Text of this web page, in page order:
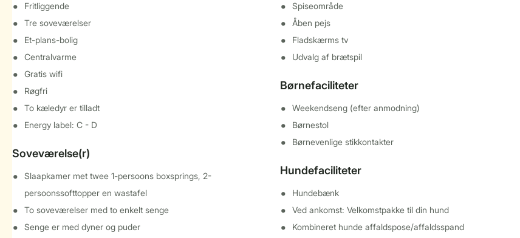
Fritliggende
Tre soveværelser
Et-plans-bolig
Centralvarme
Gratis wifi
Røgfri
To kæledyr er tilladt
Energy label: C - D
Soveværelse(r)
Slaapkamer met twee 1-persoons boxsprings, 2-
persoonssofttopper en wastafel
To soveværelser med to enkelt senge
Senge er med dyner og puder
Spiseområde
Åben pejs
Fladskærms tv
Udvalg af brætspil
Børnefaciliteter
Weekendseng (efter anmodning)
Børnestol
Børnevenlige stikkontakter
Hundefaciliteter
Hundebænk
Ved ankomst: Velkomstpakke til din hund
Kombineret hunde affaldspose/affaldsspand